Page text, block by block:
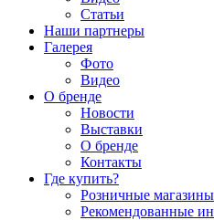
Статьи
Наши партнеры
Галерея
Фото
Видео
О бренде
Новости
Выставки
О бренде
Контакты
Где купить?
Розничные магазины
Рекомендованные